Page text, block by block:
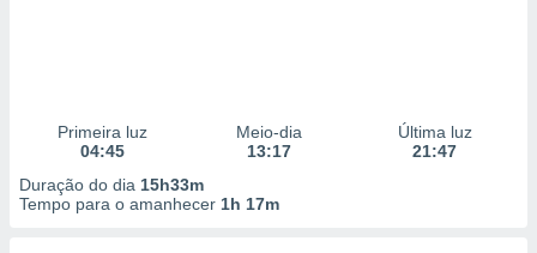
Primeira luz
04:45
Meio-dia
13:17
Última luz
21:47
Duração do dia 15h33m
Tempo para o amanhecer 1h 17m